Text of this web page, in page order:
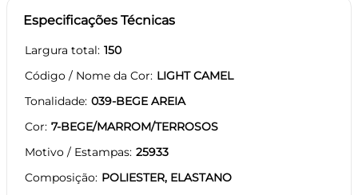
Especificações Técnicas
Largura total 150
Código / Nome da Cor LIGHT CAMEL
Tonalidade 039-BEGE AREIA
Cor 7-BEGE/MARROM/TERROSOS
Motivo / Estampas 25933
Composição POLIESTER, ELASTANO